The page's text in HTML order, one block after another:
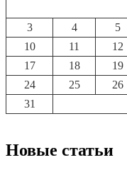
3
4 5
10
11 12
17
18 19
24
25 26
31
Новые статьи